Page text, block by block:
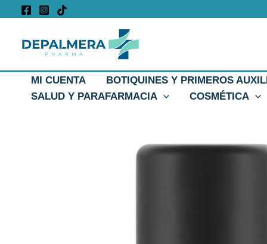
contenido
MI CUENTA
BOTIQUINES Y PRIMEROS
SALUD Y PARAFARMACIA
COSMÉTICA